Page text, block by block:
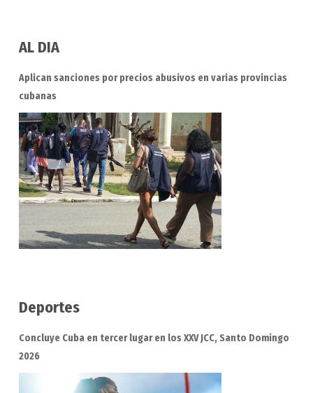
AL DIA
Aplican sanciones por precios abusivos en varias provincias
cubanas
Deportes
Concluye Cuba en tercer lugar en los XXV JCC, Santo Domingo
2026